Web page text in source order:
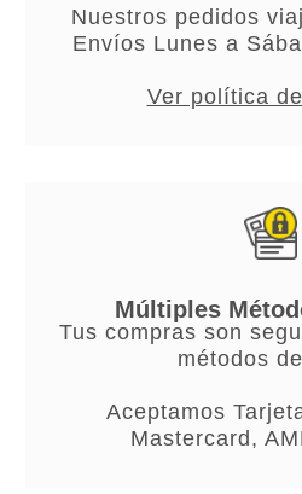
Nuestros pedidos
Envíos Lunes a
Ver política
Múltiples
Tus compras son
métodos
Aceptamos
Mastercard,